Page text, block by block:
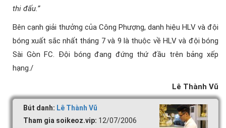
thi đấu.”
Bên cạnh giải thưởng của Công Phượng, danh hiệu HLV và đội
bóng xuất sắc nhất tháng 7 và 9 là thuộc về HLV và đội bóng
Sài Gòn FC. Đội bóng đang đứng thứ đầu trên bảng xếp
hạng./
Lê Thành Vũ
Bút danh: Lê Thành Vũ
Tham gia soikeoz.vip: 12/07/2006